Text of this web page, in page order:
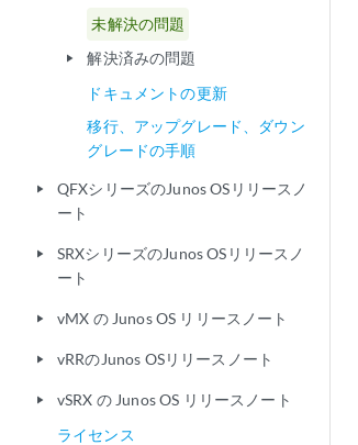
未解決の問題
play_arrow
解決済みの問題
ドキュメントの更新
移行、アップグレード、ダウン
グレードの手順
play_arrow
QFXシリーズのJunos OSリリースノ
ート
play_arrow
SRXシリーズのJunos OSリリースノ
ート
play_arrow vMX の Junos OS リリースノート
play_arrow vRRのJunos OSリリースノート
play_arrow
vSRX の Junos OS リリースノート
ライセンス